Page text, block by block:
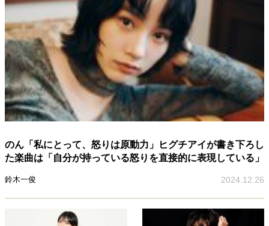
のん「私にとって、怒りは原動力」ヒグチアイが書き下ろし
た楽曲は「自分が持っている怒りを直接的に表現している」
鈴木一俊 2024.12.26